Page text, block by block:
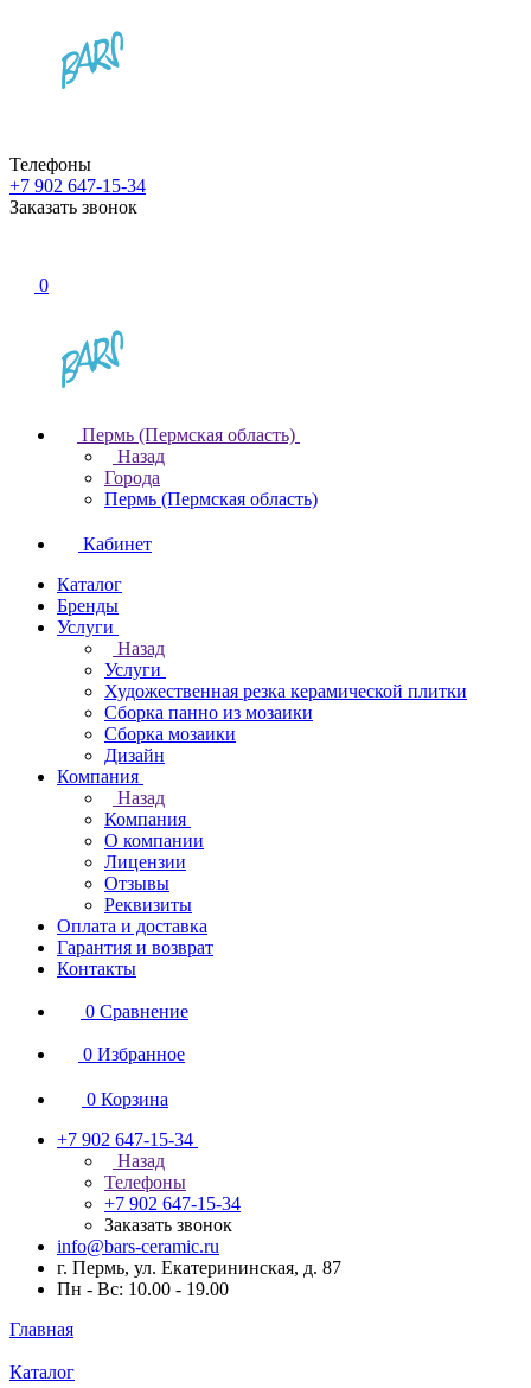
Телефоны
+7 902 647-15-34
Заказать звонок
0
Пермь (Пермская область)
Назад
Города
Пермь (Пермская область)
Кабинет
Каталог
Бренды
Услуги
Назад
Услуги
Художественная резка керамической плитки
Сборка панно из мозаики
Сборка мозаики
Дизайн
Компания
Назад
Компания
О компании
Лицензии
Отзывы
Реквизиты
Оплата и доставка
Гарантия и возврат
Контакты
0 Сравнение
0 Избранное
0 Корзина
+7 902 647-15-34
Назад
Телефоны
+7 902 647-15-34
Заказать звонок
info@bars-ceramic.ru
г. Пермь, ул. Екатерининская, д. 87
Пн - Вс: 10.00 - 19.00
Главная
Каталог